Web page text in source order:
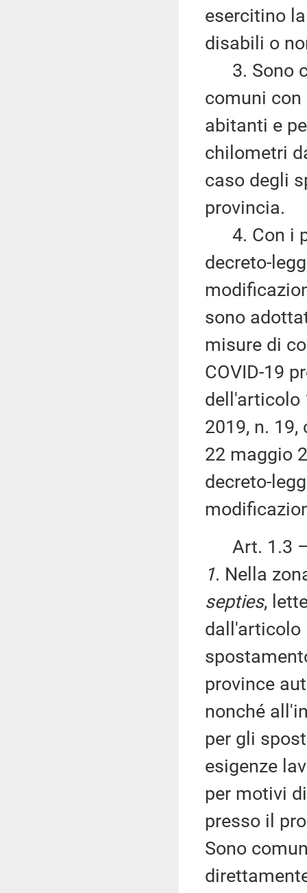
esercitino
disabili o
3. Sono
comuni con
abitanti e
chilometri
caso degli
provincia.
4. Con i
decreto-
sono
misure di
COVID-19
dell'articolo
2019, n.
22 maggio
decreto-
Art. 1.3
1. Nella
septies,
dall'articolo
province
nonché
per gli
esigenze
per motivi
presso il
Sono